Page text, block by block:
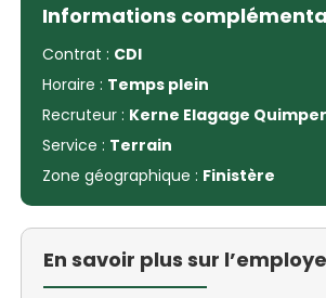
Informations
Contrat : CDI
Horaire : Temps plein
Recruteur : Kerne Elagage Quimper
Service : Terrain
Zone géographique : Finistère
En savoir plus sur